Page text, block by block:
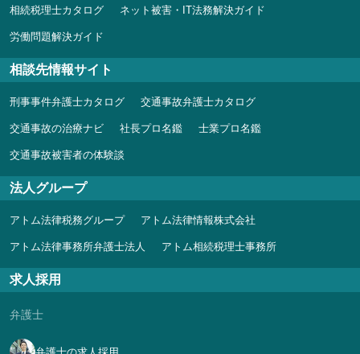
相続税理士カタログ ネット被害・IT法務解決ガイド
労働問題解決ガイド
相談先情報サイト
刑事事件弁護士カタログ 交通事故弁護士カタログ
交通事故の治療ナビ 社長プロ名鑑 士業プロ名鑑
交通事故被害者の体験談
法人グループ
アトム法律税務グループ アトム法律情報株式会社
アトム法律事務所弁護士法人 アトム相続税理士事務所
求人採用
弁護士